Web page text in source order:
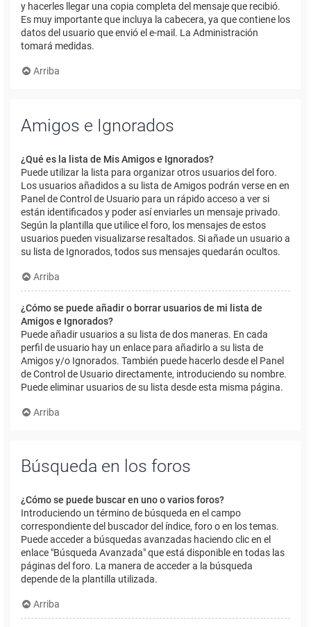
y hacerles llegar una copia completa del mensaje que recibió.
Es muy importante que incluya la cabecera, ya que contiene los
datos del usuario que envió el e-mail. La Administración
tomará medidas.
Arriba
Amigos e Ignorados
¿Qué es la lista de Mis Amigos e Ignorados?
Puede utilizar la lista para organizar otros usuarios del foro.
Los usuarios añadidos a su lista de Amigos podrán verse en en
Panel de Control de Usuario para un rápido acceso a ver si
están identificados y poder así enviarles un mensaje privado.
Según la plantilla que utilice el foro, los mensajes de estos
usuarios pueden visualizarse resaltados. Si añade un usuario a
su lista de Ignorados, todos sus mensajes quedarán ocultos.
Arriba
¿Cómo se puede añadir o borrar usuarios de mi lista de
Amigos e Ignorados?
Puede añadir usuarios a su lista de dos maneras. En cada
perfil de usuario hay un enlace para añadirlo a su lista de
Amigos y/o Ignorados. También puede hacerlo desde el Panel
de Control de Usuario directamente, introduciendo su nombre.
Puede eliminar usuarios de su lista desde esta misma página.
Arriba
Búsqueda en los foros
¿Cómo se puede buscar en uno o varios foros?
Introduciendo un término de búsqueda en el campo
correspondiente del buscador del índice, foro o en los temas.
Puede acceder a búsquedas avanzadas haciendo clic en el
enlace "Búsqueda Avanzada" que está disponible en todas las
páginas del foro. La manera de acceder a la búsqueda
depende de la plantilla utilizada.
Arriba